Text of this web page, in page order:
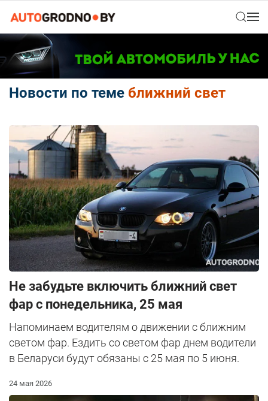
Новости по теме ближний свет
Не забудьте включить ближний свет
фар с понедельника, 25 мая
Напоминаем водителям о движении с ближним
светом фар. Ездить со светом фар днем водители
в Беларуси будут обязаны с 25 мая по 5 июня.
24 мая 2026